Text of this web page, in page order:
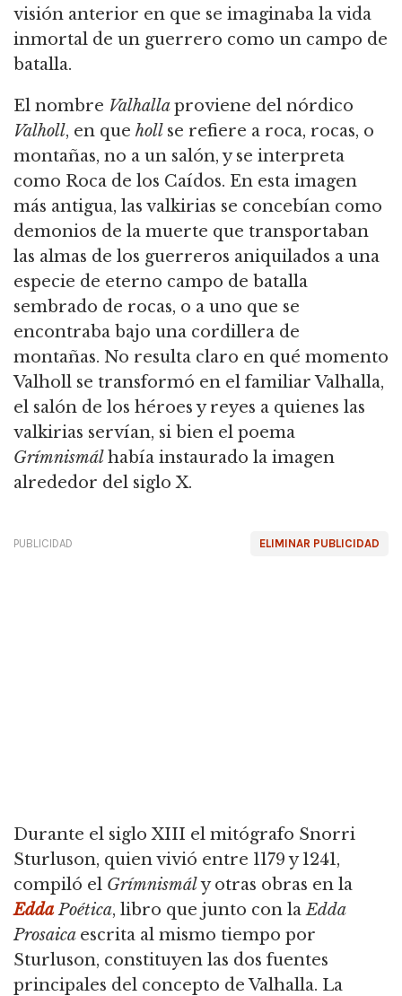
visión anterior en que se imaginaba la vida
inmortal de un guerrero como un campo de
batalla.
El nombre Valhallaproviene del nórdico
Valholl, en que holl se refiere a roca, rocas, o
montañas, no a un salón, y se interpreta
como Roca de los Caídos. En esta imagen
más antigua, las valkirias se concebían como
demonios de la muerte que transportaban
las almas de los guerreros aniquilados a una
especie de eterno campo de batalla
sembrado de rocas, o a uno que se
encontraba bajo una cordillera de
montañas. No resulta claro en qué momento
Valholl se transformó en el familiar Valhalla,
el salón de los héroes y reyes a quienes las
valkirias servían, si bien el poema
Grímnismálhabía instaurado la imagen
alrededor del siglo X.
ELIMINAR PUBLICIDAD
PUBLICIDAD
Durante el siglo XIII el mitógrafo Snorri
Sturluson, quien vivió entre 1179 y 1241,
compiló el Grímnismály otras obras en la
EddaPoética, libro que junto con laEdda
Prosaica escrita al mismo tiempo por
Sturluson, constituyen las dos fuentes
principales del concepto de Valhalla. La